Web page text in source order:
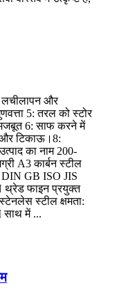
और
5: तरल को स्टोर
6: साफ करने में
टिकाऊ।8:
का नाम 200-
A3 कार्बन स्टील
GB ISO JIS
फाइन प्रयुक्त
स्टील क्षमता:
साथ में ...